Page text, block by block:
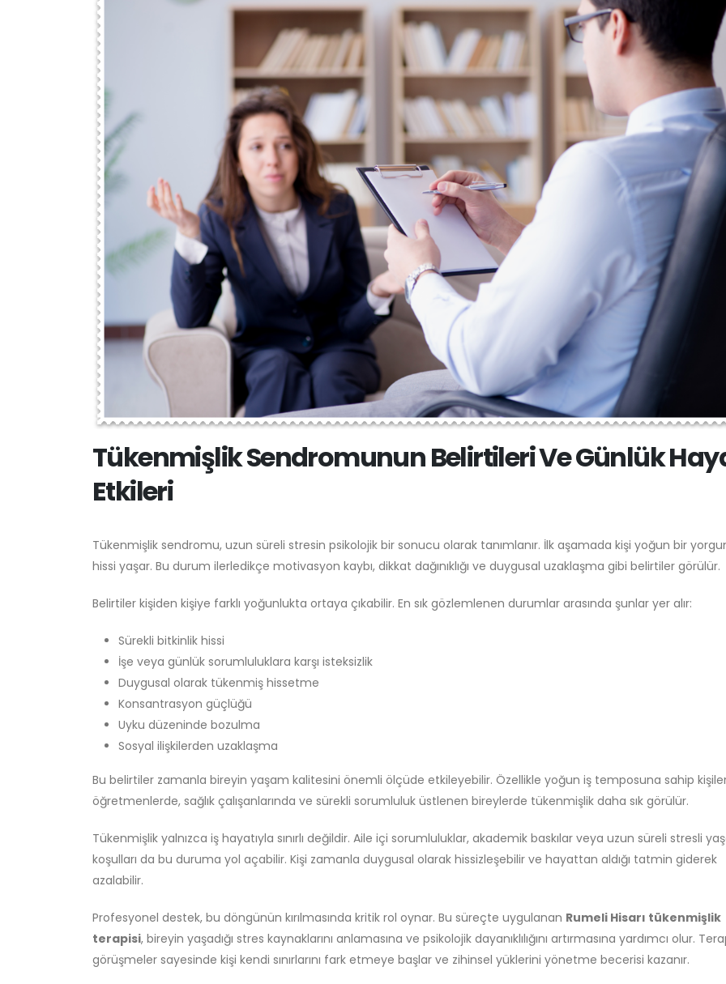
Tükenmişlik Sendromunun Belirtileri Ve Günlük
Etkileri
Tükenmişlik sendromu, uzun süreli stresin psikolojik bir sonucu olarak tanımlanır. İlk aşamada kişi yoğun bir
hissi yaşar. Bu durum ilerledikçe motivasyon kaybı, dikkat dağınıklığı ve duygusal uzaklaşma gibi belirtiler görülür.
Belirtiler kişiden kişiye farklı yoğunlukta ortaya çıkabilir. En sık gözlemlenen durumlar arasında şunlar yer alır:
Sürekli bitkinlik hissi
İşe veya günlük sorumluluklara karşı isteksizlik
Duygusal olarak tükenmiş hissetme
Konsantrasyon güçlüğü
Uyku düzeninde bozulma
Sosyal ilişkilerden uzaklaşma
Bu belirtiler zamanla bireyin yaşam kalitesini önemli ölçüde etkileyebilir. Özellikle yoğun iş temposuna sahip
öğretmenlerde, sağlık çalışanlarında ve sürekli sorumluluk üstlenen bireylerde tükenmişlik daha sık görülür.
Tükenmişlik yalnızca iş hayatıyla sınırlı değildir. Aile içi sorumluluklar, akademik baskılar veya uzun süreli stresli
koşulları da bu duruma yol açabilir. Kişi zamanla duygusal olarak hissizleşebilir ve hayattan aldığı tatmin giderek
azalabilir.
Profesyonel destek, bu döngünün kırılmasında kritik rol oynar. Bu süreçte uygulanan Rumeli Hisarı tükenmişlik
terapisi, bireyin yaşadığı stres kaynaklarını anlamasına ve psikolojik dayanıklılığını artırmasına yardımcı olur.
görüşmeler sayesinde kişi kendi sınırlarını fark etmeye başlar ve zihinsel yüklerini yönetme becerisi kazanır.